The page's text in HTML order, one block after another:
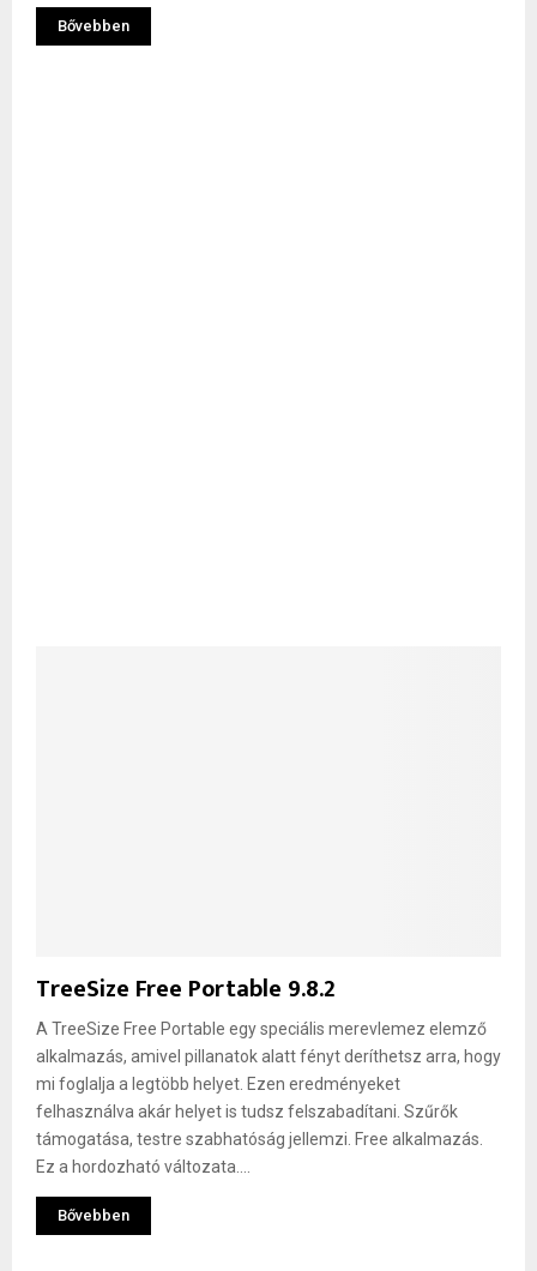
Bővebben
TreeSize Free Portable 9.8.2
A TreeSize Free Portable egy speciális merevlemez elemző
alkalmazás, amivel pillanatok alatt fényt deríthetsz arra, hogy
mi foglalja a legtöbb helyet. Ezen eredményeket
felhasználva akár helyet is tudsz felszabadítani. Szűrők
támogatása, testre szabhatóság jellemzi. Free alkalmazás.
Ez a hordozható változata....
Bővebben